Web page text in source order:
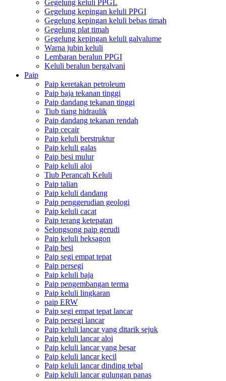
Gegelung keluli PPGL
Gegelung kepingan keluli PPGI
Gegelung kepingan keluli bebas timah
Gegelung plat timah
Gegelung kepingan keluli galvalume
Warna jubin keluli
Lembaran beralun PPGI
Keluli beralun bergalvani
Paip
Paip keretakan petroleum
Paip baja tekanan tinggi
Paip dandang tekanan tinggi
Tiub tiang hidraulik
Paip dandang tekanan rendah
Paip cecair
Paip keluli berstruktur
Paip keluli galas
Paip besi mulur
Paip keluli aloi
Tiub Perancah Keluli
Paip talian
Paip keluli dandang
Paip penggerudian geologi
Paip keluli cacat
Paip terang ketepatan
Selongsong paip gerudi
Paip keluli heksagon
Paip besi
Paip segi empat tepat
Paip persegi
Paip keluli baja
Paip pengembangan terma
Paip keluli lingkaran
paip ERW
Paip segi empat tepat lancar
Paip persegi lancar
Paip keluli lancar yang ditarik sejuk
Paip keluli lancar aloi
Paip keluli lancar yang besar
Paip keluli lancar kecil
Paip keluli lancar dinding tebal
Paip keluli lancar gulungan panas